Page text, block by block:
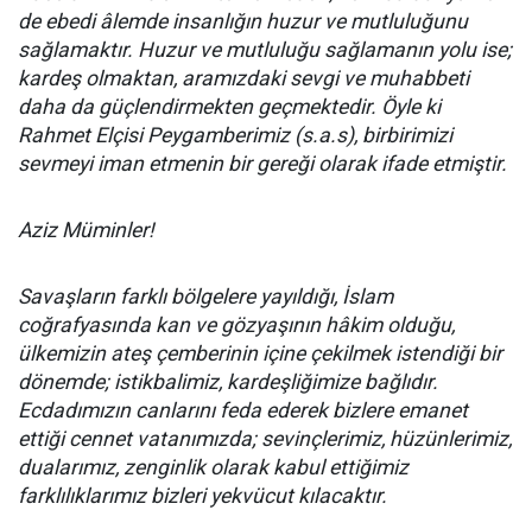
de ebedi âlemde insanlığın huzur ve mutluluğunu
sağlamaktır. Huzur ve mutluluğu sağlamanın yolu ise;
kardeş olmaktan, aramızdaki sevgi ve muhabbeti
daha da güçlendirmekten geçmektedir. Öyle ki
Rahmet Elçisi Peygamberimiz (s.a.s), birbirimizi
sevmeyi iman etmenin bir gereği olarak ifade etmiştir.
Aziz Müminler!
Savaşların farklı bölgelere yayıldığı, İslam
coğrafyasında kan ve gözyaşının hâkim olduğu,
ülkemizin ateş çemberinin içine çekilmek istendiği bir
dönemde; istikbalimiz, kardeşliğimize bağlıdır.
Ecdadımızın canlarını feda ederek bizlere emanet
ettiği cennet vatanımızda; sevinçlerimiz, hüzünlerimiz,
dualarımız, zenginlik olarak kabul ettiğimiz
farklılıklarımız bizleri yekvücut kılacaktır.